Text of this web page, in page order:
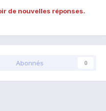
de nouvelles réponses.
Abonnés 0